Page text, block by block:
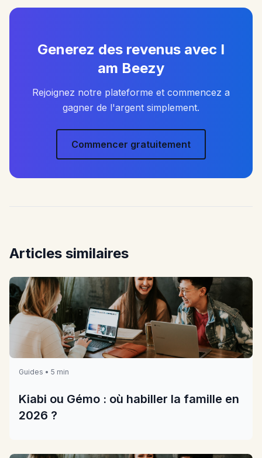
Generez des revenus avec I
am Beezy
Rejoignez notre plateforme et commencez a
gagner de l'argent simplement.
Commencer gratuitement
Articles similaires
Guides • 5 min
Kiabi ou Gémo : où habiller la famille en
2026 ?